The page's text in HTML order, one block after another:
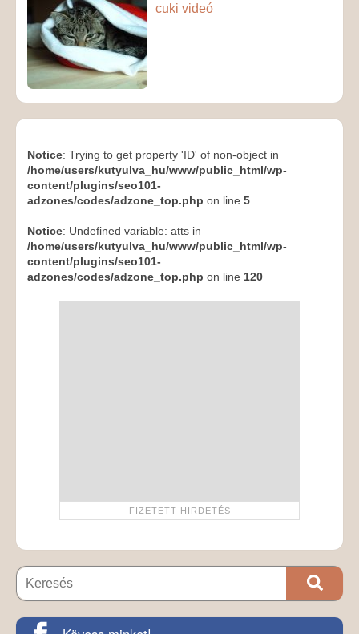
cuki videó
Notice: Trying to get property 'ID' of non-object in
/home/users/kutyulva_hu/www/public_html/wp-
content/plugins/seo101-
adzones/codes/adzone_top.php on line 5
Notice: Undefined variable: atts in
/home/users/kutyulva_hu/www/public_html/wp-
content/plugins/seo101-
adzones/codes/adzone_top.php on line 120